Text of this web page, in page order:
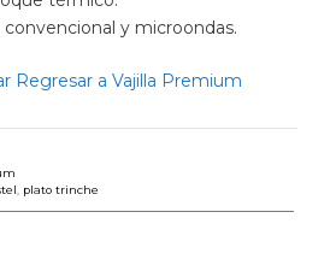
y microondas.
Regresar a Vajilla Premium
plato trinche